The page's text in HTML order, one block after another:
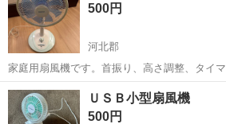
声掛けください。500円
河北郡
家庭用扇風機です。首振り、高さ調整、タイ
して夏だけ数回だけ使用していたので、使用
す。よって、ホコリや汚れはなく、状態綺麗
済み。
石川 河北郡 季節、空調家電
ＵＳＢ小型扇風機
500円